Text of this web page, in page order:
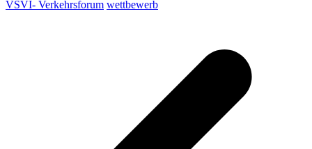
VSVI- Verkehrsforum wettbewerb